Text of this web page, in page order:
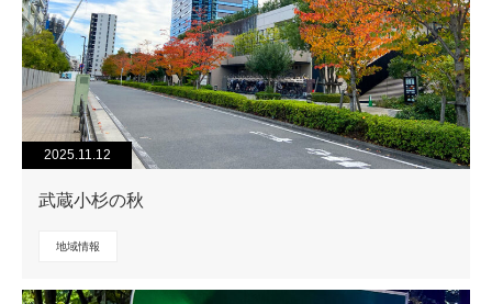
2025.11.12
武蔵小杉の秋
地域情報